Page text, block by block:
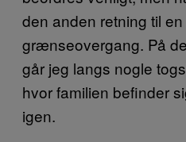
den anden retning til
grænseovergang. På
går jeg langs nogle
hvor familien befinder
igen.